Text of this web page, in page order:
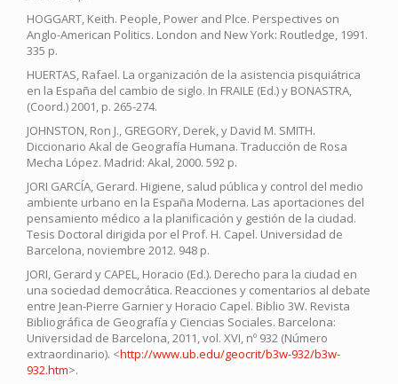
HOGGART, Keith. People, Power and Plce. Perspectives on
Anglo-American Politics. London and New York: Routledge, 1991.
335 p.
HUERTAS, Rafael. La organización de la asistencia pisquiátrica
en la España del cambio de siglo. In FRAILE (Ed.) y BONASTRA,
(Coord.) 2001, p. 265-274.
JOHNSTON, Ron J., GREGORY, Derek, y David M. SMITH.
Diccionario Akal de Geografía Humana. Traducción de Rosa
Mecha López. Madrid: Akal, 2000. 592 p.
JORI GARCÍA, Gerard. Higiene, salud pública y control del medio
ambiente urbano en la España Moderna. Las aportaciones del
pensamiento médico a la planificación y gestión de la ciudad.
Tesis Doctoral dirigida por el Prof. H. Capel. Universidad de
Barcelona, noviembre 2012. 948 p.
JORI, Gerard y CAPEL, Horacio (Ed.). Derecho para la ciudad en
una sociedad democrática. Reacciones y comentarios al debate
entre Jean-Pierre Garnier y Horacio Capel. Biblio 3W. Revista
Bibliográfica de Geografía y Ciencias Sociales. Barcelona:
Universidad de Barcelona, 2011, vol. XVI, nº 932 (Número
extraordinario). <http://www.ub.edu/geocrit/b3w-932/b3w-
932.htm>.